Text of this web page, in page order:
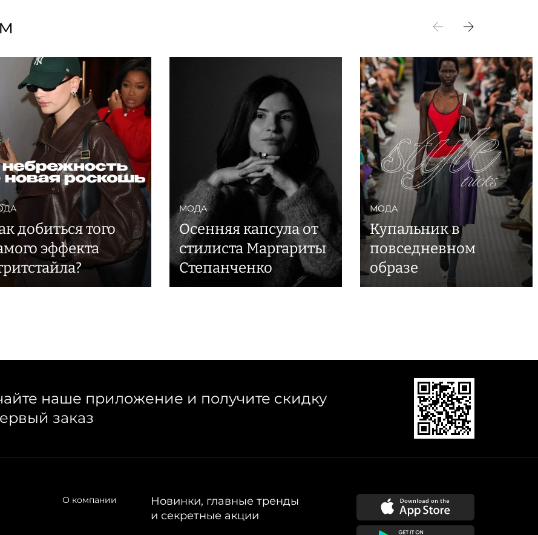
добиться того
эффекта
МОДА
Осенняя капсула от
стилиста Маргариты
Степанченко
МОДА
Купальник в
повседневном
образе
наше приложение и получите скидку
заказ
О компании
Новинки, главные тренды
и секретные акции